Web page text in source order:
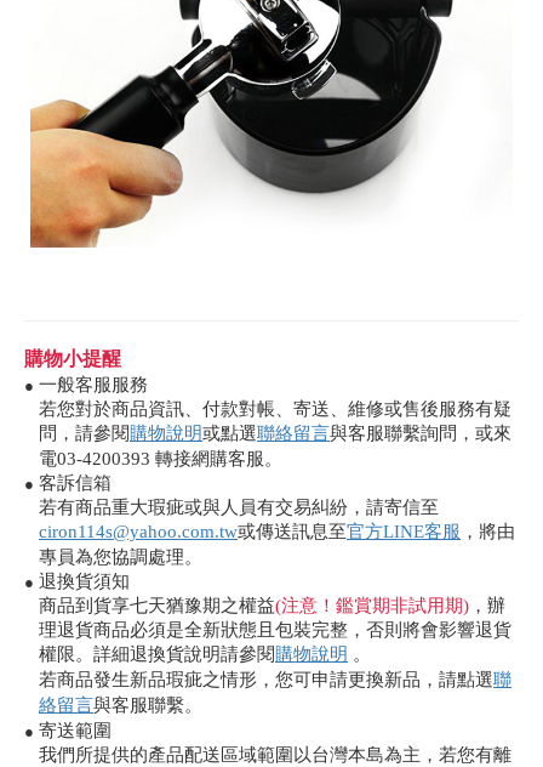
購物小提醒
● 一般客服服務
若您對於商品資訊、付款對帳、寄送、維修或售後服務有疑
問，請參閱購物說明或點選聯絡留言與客服聯繫詢問，或來
電03-4200393 轉接網購客服。
● 客訴信箱
若有商品重大瑕疵或與人員有交易糾紛，請寄信至
ciron114s@yahoo.com.tw或傳送訊息至官方LINE客服 ，將由
專員為您協調處理。
● 退換貨須知
商品到貨享七天猶豫期之權益(注意！鑑賞期非試用期) ，辦
理退貨商品必須是全新狀態且包裝完整，否則將會影響退貨
權限。詳細退換貨說明請參閱購物說明 。
若商品發生新品瑕疵之情形，您可申請更換新品，請點選聯
絡留言與客服聯繫。
● 寄送範圍
我們所提供的產品配送區域範圍以台灣本島為主，若您有離